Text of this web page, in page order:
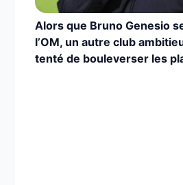
Alors que Bruno Genesio
l’OM, un autre club
tenté de bouleverser les